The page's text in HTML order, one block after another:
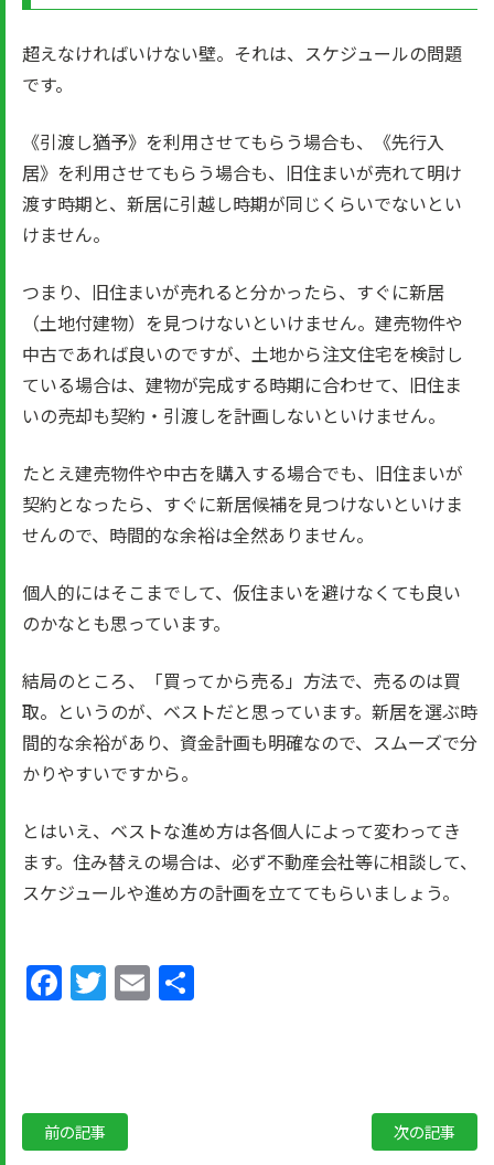
超えなければいけない壁。それは、スケジュールの問題
です。
《引渡し猶予》を利用させてもらう場合も、《先行入
居》を利用させてもらう場合も、旧住まいが売れて明け
渡す時期と、新居に引越し時期が同じくらいでないとい
けません。
つまり、旧住まいが売れると分かったら、すぐに新居
（土地付建物）を見つけないといけません。建売物件や
中古であれば良いのですが、土地から注文住宅を検討し
ている場合は、建物が完成する時期に合わせて、旧住ま
いの売却も契約・引渡しを計画しないといけません。
たとえ建売物件や中古を購入する場合でも、旧住まいが
契約となったら、すぐに新居候補を見つけないといけま
せんので、時間的な余裕は全然ありません。
個人的にはそこまでして、仮住まいを避けなくても良い
のかなとも思っています。
結局のところ、「買ってから売る」方法で、売るのは買
取。というのが、ベストだと思っています。新居を選ぶ時
間的な余裕があり、資金計画も明確なので、スムーズで分
かりやすいですから。
とはいえ、ベストな進め方は各個人によって変わってき
ます。住み替えの場合は、必ず不動産会社等に相談して、
スケジュールや進め方の計画を立ててもらいましょう。
Facebook
Twitter
Email
前の記事 次の記事